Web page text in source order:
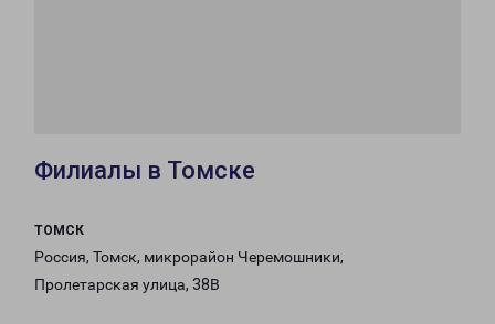
Филиалы в Томске
ТОМСК
Россия, Томск, микрорайон Черемошники,
Пролетарская улица, 38В